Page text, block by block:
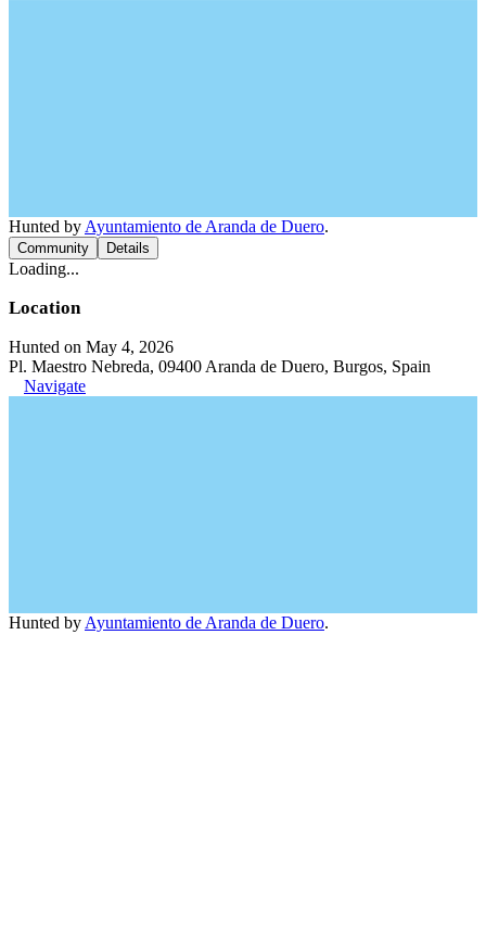
Hunted by Ayuntamiento de Aranda de Duero.
Community Details
Loading...
Location
Hunted on May 4, 2026
Pl. Maestro Nebreda, 09400 Aranda de Duero, Burgos, Spain
Navigate
Hunted by Ayuntamiento de Aranda de Duero.